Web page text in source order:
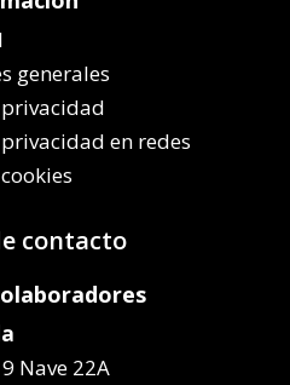
generales
en redes
contacto
Nave 22A